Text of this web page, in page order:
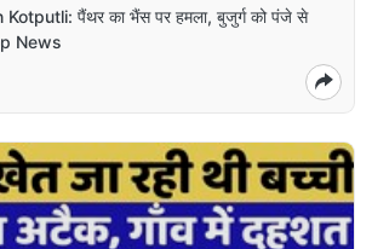
पैंथर का भैंस पर हमला, बुजुर्ग को पंजे से
News